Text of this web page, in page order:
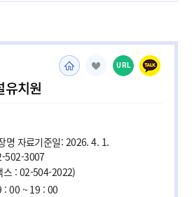
유치원
URL
명 자료기준일: 2026. 4. 1.
502-3007
스 : 02-504-2022)
: 00 ~ 19 : 00